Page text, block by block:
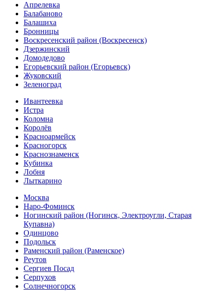
Апрелевка
Балабаново
Балашиха
Бронницы
Воскресенский район (Воскресенск)
Дзержинский
Домодедово
Егорьевский район (Егорьевск)
Жуковский
Зеленоград
Ивантеевка
Истра
Коломна
Королёв
Красноармейск
Красногорск
Краснознаменск
Кубинка
Лобня
Лыткарино
Москва
Наро-Фоминск
Ногинский район (Ногинск, Электроугли, Старая
Купавна)
Одинцово
Подольск
Раменский район (Раменское)
Реутов
Сергиев Посад
Серпухов
Солнечногорск